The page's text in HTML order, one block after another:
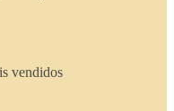
vendidos